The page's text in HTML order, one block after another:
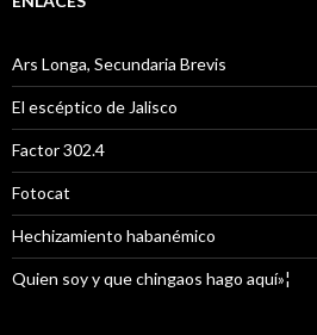
Ars Longa, Secundaria Brevis
El escéptico de Jalisco
Factor 302.4
Fotocat
Hechizamiento habanémico
Quien soy y que chingaos hago aquí»¦